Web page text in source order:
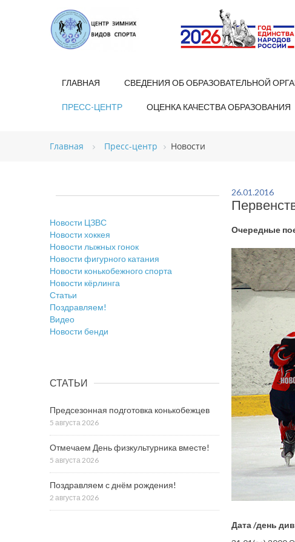
ГЛАВНАЯ СВЕДЕНИЯ ОБ ОБРАЗОВАТЕЛЬНОЙ
ПРЕСС-ЦЕНТР ОЦЕНКА КАЧЕСТВА ОБРАЗОВАНИЯ
Главная Пресс-центр Новости
26.01.2016
Очередные
Дата /день
Новости ЦЗВС
Новости хоккея
Новости лыжных гонок
Новости фигурного катания
Новости конькобежного спорта
Новости кёрлинга
Статьи
Поздравляем!
Видео
Новости бенди
СТАТЬИ
Предсезонная подготовка конькобежцев
5 августа 2026
Отмечаем День физкультурника вместе!
5 августа 2026
Поздравляем с днём рождения!
2 августа 2026